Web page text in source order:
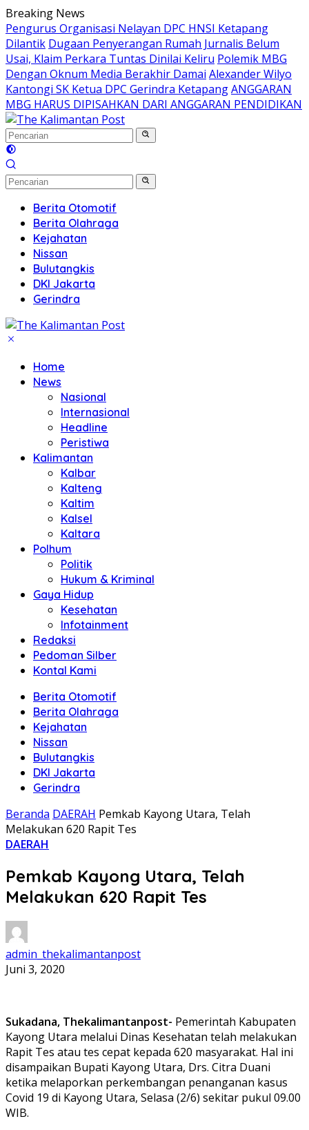
Langsung
ke
konten
Breaking News
Pengurus Organisasi Nelayan DPC HNSI Ketapang
Dilantik Dugaan Penyerangan Rumah Jurnalis Belum
Usai, Klaim Perkara Tuntas Dinilai Keliru Polemik MBG
Dengan Oknum Media Berakhir Damai Alexander Wilyo
Kantongi SK Ketua DPC Gerindra KetapangANGGARAN
MBG HARUS DIPISAHKAN DARI ANGGARAN PENDIDIKAN
Berita Otomotif
Berita Olahraga
Kejahatan
Nissan
Bulutangkis
DKI Jakarta
Gerindra
Home
News
Nasional
Internasional
Headline
Peristiwa
Kalimantan
Kalbar
Kalteng
Kaltim
Kalsel
Kaltara
Polhum
Politik
Hukum & Kriminal
Gaya Hidup
Kesehatan
Infotainment
Redaksi
Pedoman Silber
Kontal Kami
Berita Otomotif
Berita Olahraga
Kejahatan
Nissan
Bulutangkis
DKI Jakarta
Gerindra
Beranda DAERAH Pemkab Kayong Utara, Telah
Melakukan 620 Rapit Tes
DAERAH
Pemkab Kayong Utara, Telah
Melakukan 620 Rapit Tes
admin_thekalimantanpost
Juni 3, 2020
Sukadana, Thekalimantanpost- Pemerintah Kabupaten
Kayong Utara melalui Dinas Kesehatan telah melakukan
Rapit Tes atau tes cepat kepada 620 masyarakat. Hal ini
disampaikan Bupati Kayong Utara, Drs. Citra Duani
ketika melaporkan perkembangan penanganan kasus
Covid 19 di Kayong Utara, Selasa (2/6) sekitar pukul 09.00
WIB.